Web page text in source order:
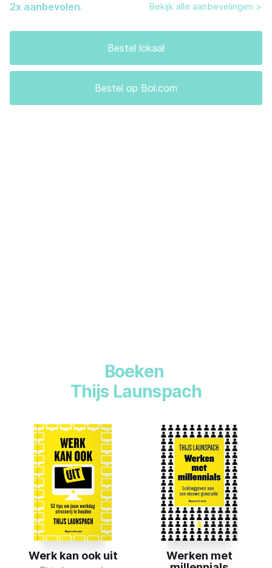
Bestel lokaal
Bestel op Bol.com
2x aanbevolen. Bekijk alle aanbevelingen >
Boeken
Thijs Launspach
Werken met
Quarterlife